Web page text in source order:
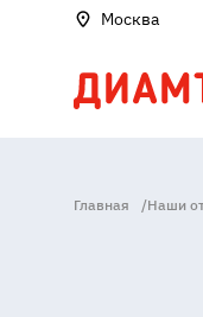
Москва
Главная /Наши